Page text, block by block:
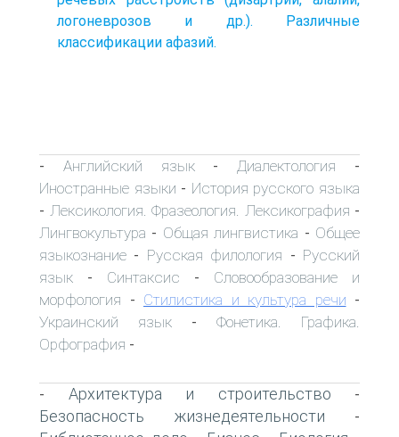
логоневрозов и др.). Различные
классификации афазий.
- Английский язык- Диалектология -
Иностранные языки - История русского языка
- Лексикология. Фразеология. Лексикография -
Лингвокультура - Общая лингвистика - Общее
языкознание - Русская филология - Русский
язык - Синтаксис - Словообразование и
морфология - Стилистика и культура речи -
Украинский язык - Фонетика. Графика.
Орфография -
- Архитектура и строительство -
Безопасность жизнедеятельности -